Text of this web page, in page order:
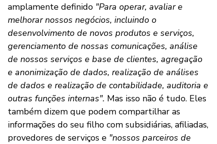
amplamente definido "Para operar, avaliar e
melhorar nossos negócios, incluindo o
desenvolvimento de novos produtos e serviços,
gerenciamento de nossas comunicações, análise
de nossos serviços e base de clientes, agregação
e anonimização de dados, realização de análises
de dados e realização de contabilidade, auditoria e
outras funções internas". Mas isso não é tudo. Eles
também dizem que podem compartilhar as
informações do seu filho com subsidiárias, afiliadas,
provedores de serviços e "nossos parceiros de